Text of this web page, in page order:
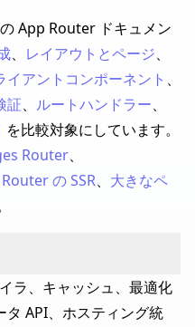
App Router ドキュメン
、 レイアウトとページ、
アントコンポーネント 、
証、 ルートハンドラー、
を比較対象にしています。
Router、
の SSR、 大きなペ
ラ、キャッシュ、最適化
API、ホスティング統